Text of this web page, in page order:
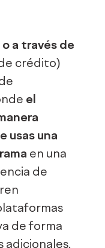
a través de
crédito)
el
usas una
en una
de
de forma
adicionales.